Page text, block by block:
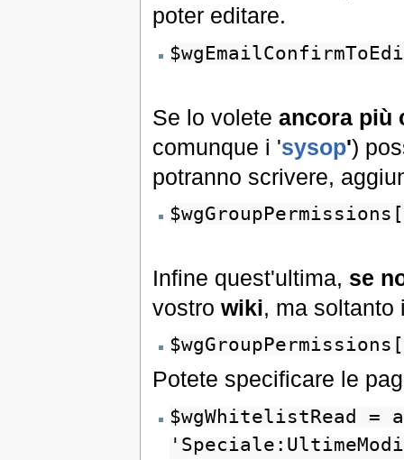
poter editare.
Se lo volete ancora più
comunque i 'sysop')
potranno scrivere,
Infine quest'ultima, se
vostro wiki, ma soltanto
Potete specificare le
$wgWhitelistRead